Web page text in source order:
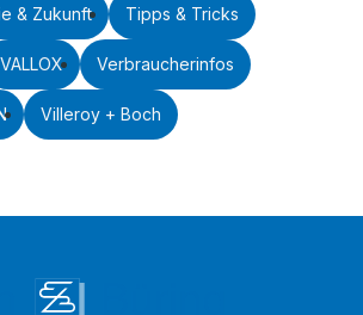
& Zukunft Tipps & Tricks
VALLOX Verbraucherinfos
Villeroy + Boch